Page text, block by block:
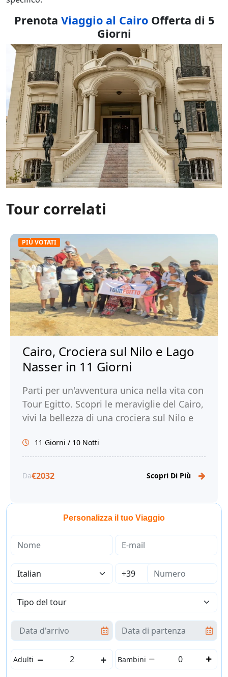
Prenota Viaggio al CairoOfferta di 5
Giorni
Tour correlati
PIÙ VOTATI
Cairo, Crociera sul Nilo e Lago
Nasser in 11 Giorni
Parti per un'avventura unica nella vita con
Tour Egitto. Scopri le meraviglie del Cairo,
vivi la bellezza di una crociera sul Nilo e
storia e cultura dell'Egitto.
11 Giorni / 10 Notti
Da€2032 Scopri Di Più
Personalizza il tuo Viaggio
Adulti Bambini